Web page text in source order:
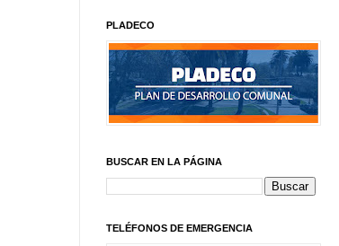
PLADECO
BUSCAR EN LA PÁGINA
TELÉFONOS DE EMERGENCIA